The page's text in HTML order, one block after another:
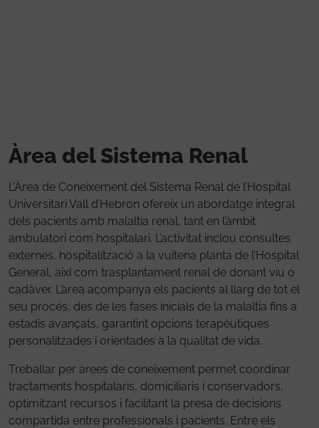
Àrea del Sistema Renal
L’Àrea de Coneixement del Sistema Renal de l’Hospital
Universitari Vall d’Hebron ofereix un abordatge integral
dels pacients amb malaltia renal, tant en l’àmbit
ambulatori com hospitalari. L’activitat inclou consultes
externes, hospitalització a la vuitena planta de l’Hospital
General, així com trasplantament renal de donant viu o
cadàver. L’àrea acompanya els pacients al llarg de tot el
seu procés, des de les fases inicials de la malaltia fins a
estadis avançats, garantint opcions terapèutiques
personalitzades i orientades a la qualitat de vida.
Treballar per àrees de coneixement permet coordinar
tractaments hospitalaris, domiciliaris i conservadors,
optimitzant recursos i facilitant la presa de decisions
compartida entre professionals i pacients. Entre els